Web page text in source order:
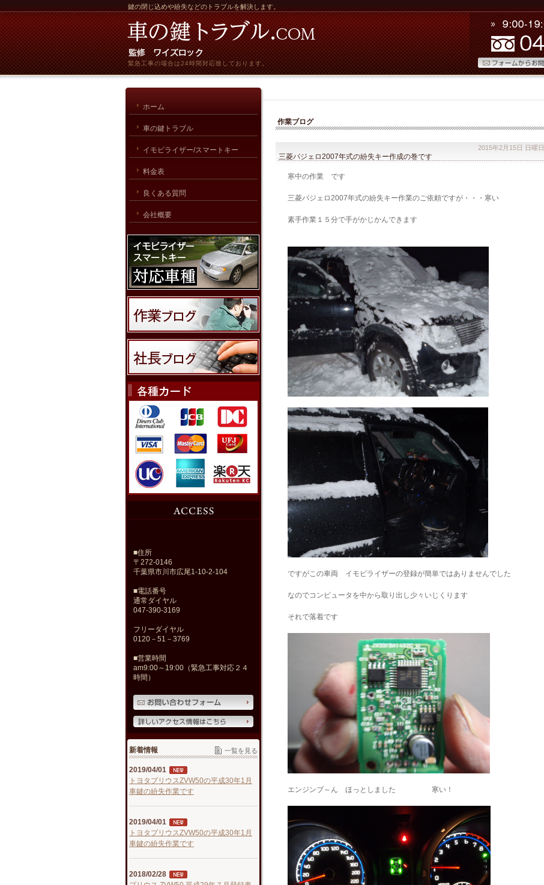
鍵の閉じ込めや紛失などのトラブルを解決します。
緊急工事の場合は24時間対応致しております。
作業ブログ
2015年2月15日 日曜日
三菱パジェロ2007年式の紛失キー作成の巻です
寒中の作業 です
三菱パジェロ2007年式の紛失キー作業のご依頼ですが・・・寒い
素手作業１５分で手がかじかんできます
ですがこの車両 イモビライザーの登録が簡単ではありませんでした
なのでコンピュータを中から取り出し少々いじくります
それで落着です
エンジンブ～ん ほっとしました 寒い！
ホーム
車の鍵トラブル
イモビライザー/スマートキー
料金表
良くある質問
会社概要
■住所
〒272-0146
千葉県市川市広尾1-10-2-104
■電話番号
通常ダイヤル
047-390-3169
フリーダイヤル
0120－51－3769
■営業時間
am9:00～19:00（緊急工事対応２４
時間）
新着情報 一覧を見る
2019/04/01
トヨタプリウスZVW50の平成30年1月
車鍵の紛失作業です
2019/04/01
トヨタプリウスZVW50の平成30年1月
車鍵の紛失作業です
2018/02/28